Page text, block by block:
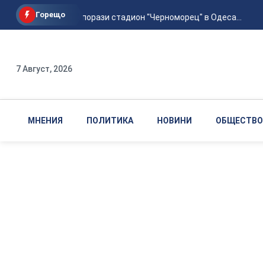
Горещо
Руска атака порази стадион "Черноморец" в Одеса...
7 Август, 2026
МНЕНИЯ ПОЛИТИКА НОВИНИ ОБЩЕСТВО